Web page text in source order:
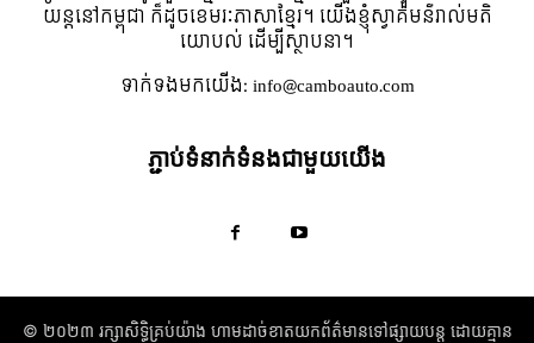
យន្តនៅកម្ពុជា ក៏ដូចខេមរៈភាសាខ្មែរ។ យើងខ្ញុំស្វាគមន៌រាល់មតិ
យោបល់ ដើម្បីស្ថាបនា។
ទាក់ទង​មក​យើង:info@camboauto.com
ភ្ជាប់ទំនាក់ទំនងជាមួយយើង
© ២០២៣ រក្សាសិទ្ធិគ្រប់យ៉ាង​ ហាមដាច់ខាតយកព័ត៌មានទៅផ្សាយបន្ត ដោយគ្មាន